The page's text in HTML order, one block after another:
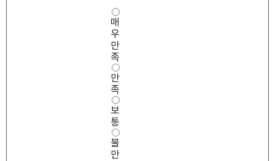
사
용
편
의
성
만
족
도
매
우
만
족
만
족
보
통
불
만